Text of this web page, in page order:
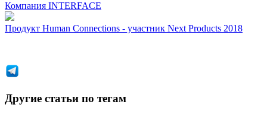
Компания INTERFACE
Продукт Human Connections - участник Next Products 2018
Другие статьи по тегам